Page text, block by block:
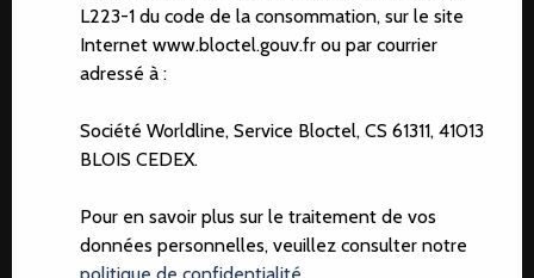
L223-1 du code de la consommation, sur le site
Internet www.bloctel.gouv.fr ou par courrier
adressé à :
Société Worldline, Service Bloctel, CS 61311, 41013
BLOIS CEDEX.
Pour en savoir plus sur le traitement de vos
données personnelles, veuillez consulter notre